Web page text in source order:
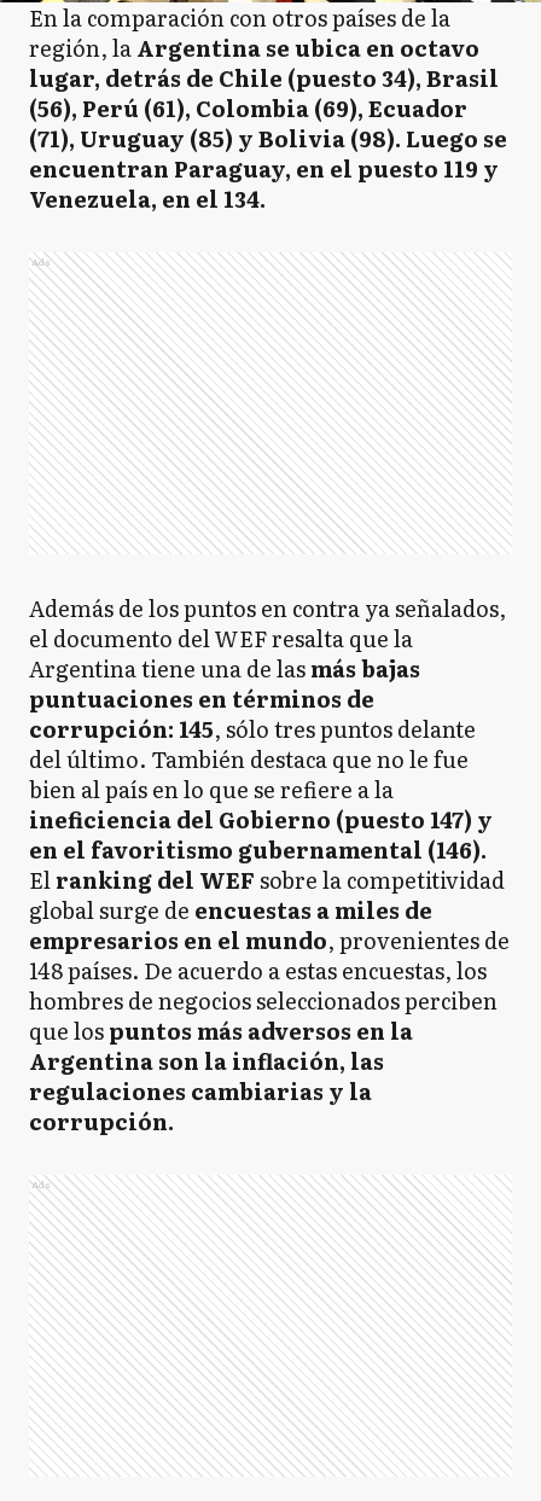
En la comparación con otros países de la
región, laArgentina se ubica en octavo
lugar, detrás de Chile (puesto 34), Brasil
(56), Perú (61), Colombia (69), Ecuador
(71), Uruguay (85) y Bolivia (98). Luego se
encuentran Paraguay, en el puesto 119 y
Venezuela, en el 134.
Ads
Además de los puntos en contra ya señalados,
el documento del WEF resalta que la
Argentina tiene una de lasmás bajas
puntuaciones en términos de
corrupción: 145, sólo tres puntos delante
del último. También destaca que no le fue
bien al país en lo que se refiere a la
ineficiencia del Gobierno (puesto 147) y
en el favoritismo gubernamental (146).
Elranking del WEFsobre la competitividad
global surge de encuestas a miles de
empresarios en el mundo, provenientes de
148 países. De acuerdo a estas encuestas, los
hombres de negocios seleccionados perciben
que lospuntos más adversos en la
Argentina son la inflación, las
regulaciones cambiarias y la
corrupción.
Ads